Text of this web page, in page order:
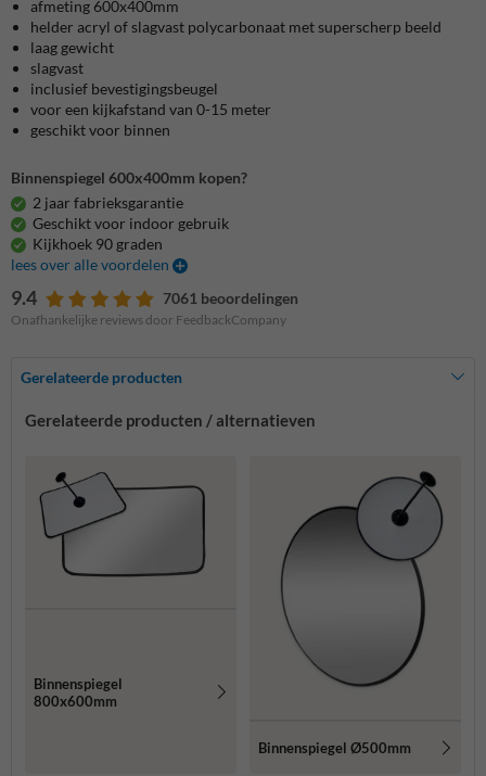
afmeting 600x400mm
helder acryl of slagvast polycarbonaat met superscherp beeld
laag gewicht
slagvast
inclusief bevestigingsbeugel
voor een kijkafstand van 0-15 meter
geschikt voor binnen
Binnenspiegel 600x400mm kopen?
2 jaar fabrieksgarantie
Geschikt voor indoor gebruik
Kijkhoek 90 graden
lees over alle voordelen
9.4 7061 beoordelingen
Onafhankelijke reviews door FeedbackCompany
Gerelateerde producten
Gerelateerde producten / alternatieven
Binnenspiegel
800x600mm
Binnenspiegel Ø500mm